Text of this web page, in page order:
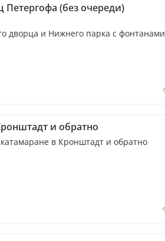
(без очереди)
дворца и Нижнего парка с фонтанами
и обратно
в Кронштадт и обратно